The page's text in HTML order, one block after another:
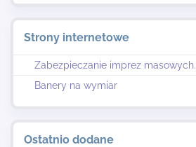
Strony internetowe
Zabezpieczanie imprez masowych.
Banery na wymiar
Ostatnio dodane